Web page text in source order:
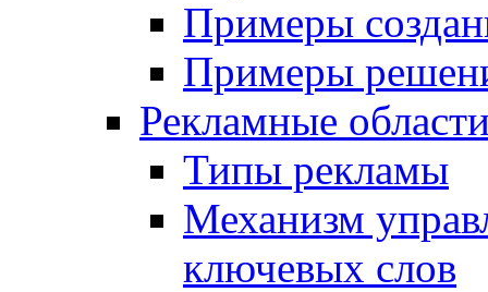
Примеры
Примеры
Рекламные
Типы рекламы
Механизм
ключевых слов